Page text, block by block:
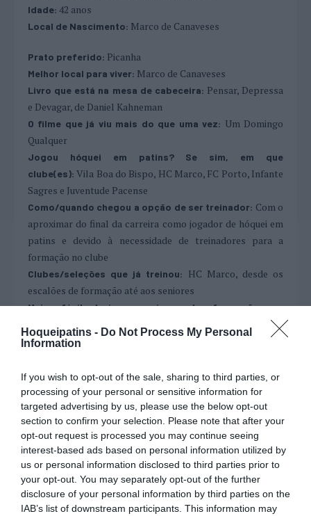
Hoqueipatins - Do Not Process My Personal
Information
If you wish to opt-out of the sale, sharing to third parties, or
processing of your personal or sensitive information for
targeted advertising by us, please use the below opt-out
section to confirm your selection. Please note that after your
opt-out request is processed you may continue seeing
interest-based ads based on personal information utilized by
us or personal information disclosed to third parties prior to
your opt-out. You may separately opt-out of the further
disclosure of your personal information by third parties on the
IAB’s list of downstream participants. This information may
Idade: 42 anos
Local de Nascimento: Marco de Canaveses
Prato preferido: Picanha
Melhor local para viver: Marco de Canaveses
Livro que está na mesa de cabeceira: Pensar, Depressa
e Devagar, de Daniel Kahneman
O filme que já viu mais do que uma vez: Um Domingo
Qualquer
Jogou hóquei em patins? Se sim, em que
clube(es):Vila Boa do Bispo, HC Marco, FC Porto, Infante
Sagres e Juventude Pacense
Como/quando chegou a opção de ser treinador: Com o
aproximar do final da carreira como jogador de hóquei em
patins e devido à necessidade de treinadores para a
formação no clube
Clubes/seleções que já treinou: HC Marco, desde os
escalões de formação até aos seniores
Mais fácil treinar equipas da formação ou
Equipas de formação, uma vez que existe menor
pressão competitiva.
sua equipa:Ao nível sénior, e considerando aspetos como
observação e planeamento, diria que cerca de 8 horas
Se pudesse, que regra alteraria no hóquei em
patins:Atualmente, voltaria a implementar o fim da
penalização de uma equipa em inferioridade numérica após
sofrer um golo
Maior tristeza como treinador:
A falha no acesso à 2ª
divisão, na liguilha de promoção, ao serviço do HC Marco
E, claro, a maior alegria:O acesso ao Campeonato